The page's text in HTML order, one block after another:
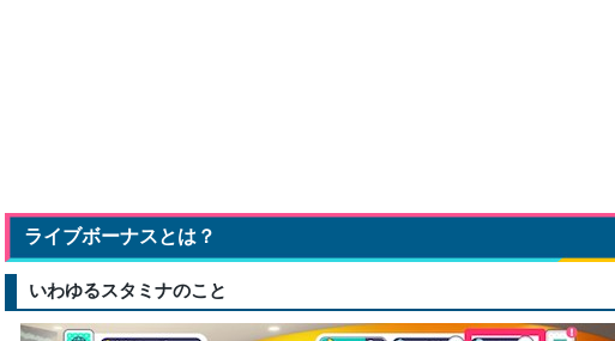
ライブボーナスとは？
いわゆるスタミナのこと